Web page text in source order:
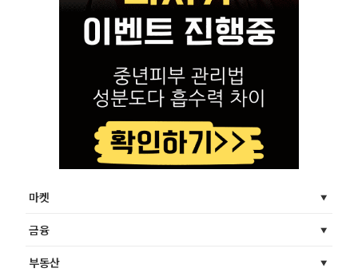
마켓
금융
부동산